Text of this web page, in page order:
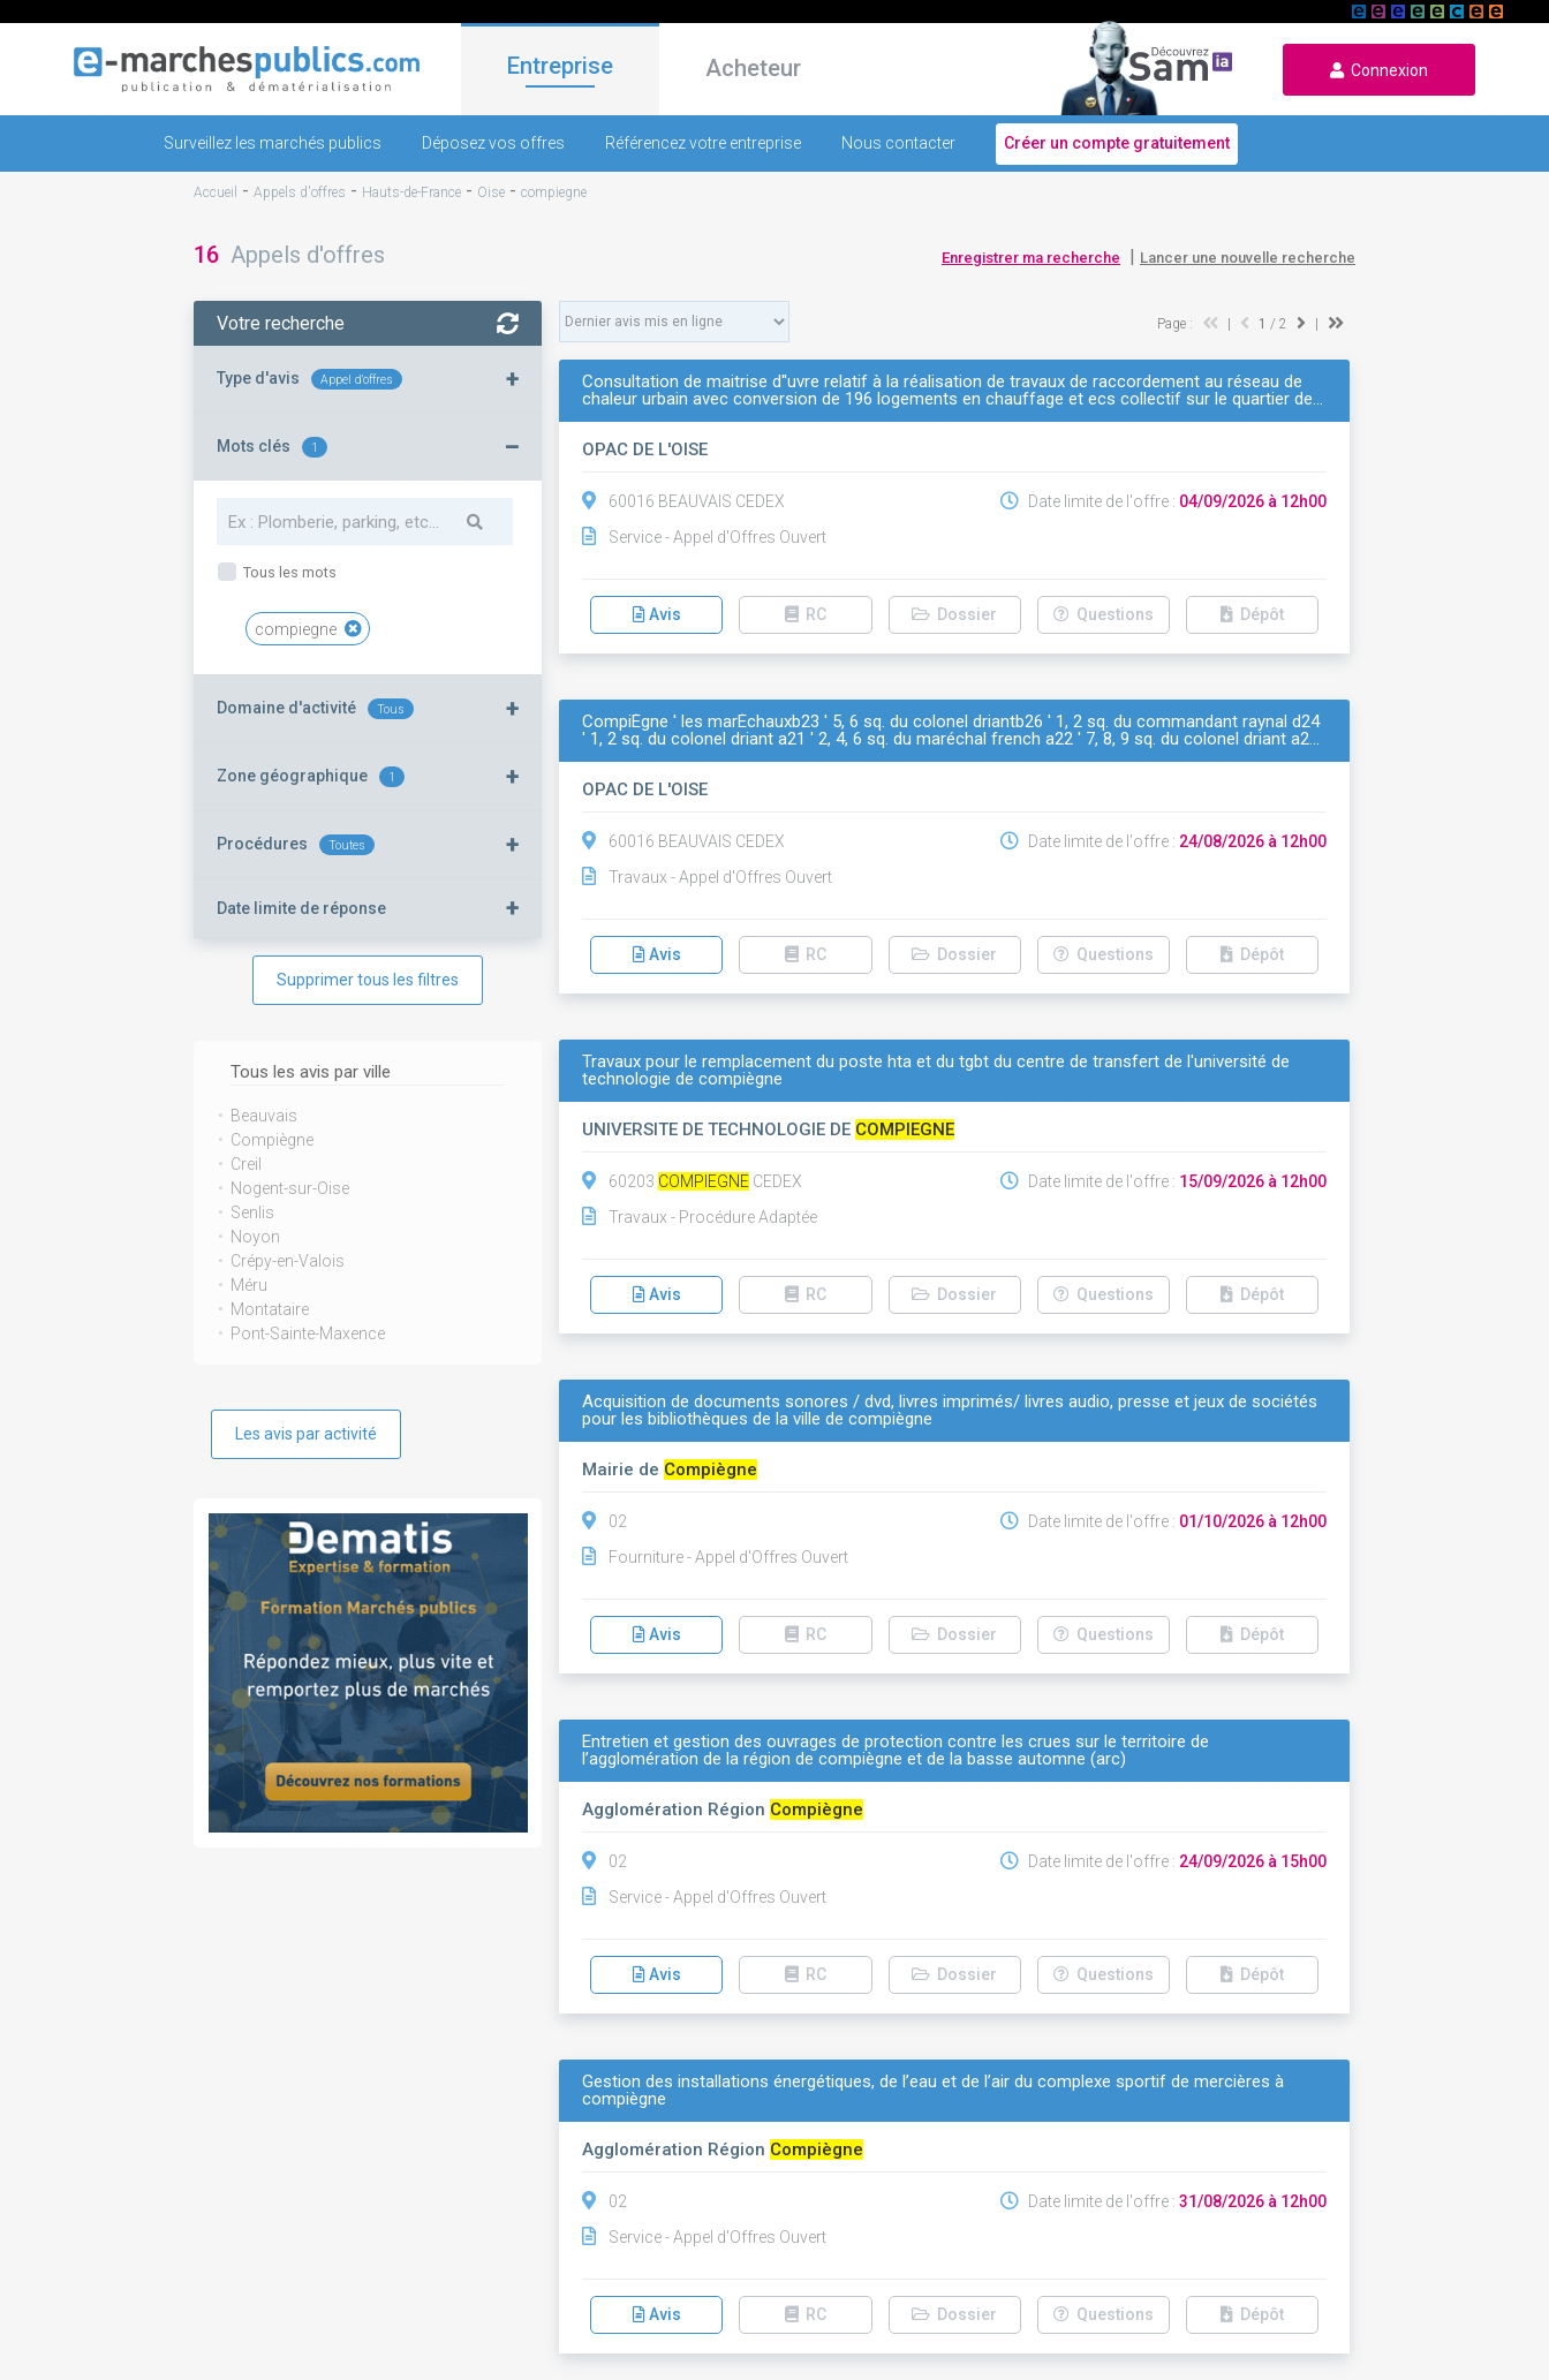
Entreprise Acheteur Connexion
Surveillez les marchés publics Déposez vos offres Référencez votre entreprise Nous contacter Créer un compte gratuitement
Accueil - Appels d'offres - Hauts-de-France - Oise - compiegne
16 Appels d'offres Enregistrer ma recherche | Lancer une nouvelle recherche
Votre recherche
Type d'avis Appel d'offres +
Mots clés 1 –
Tous les mots
compiegne
Domaine d'activité Tous +
Zone géographique 1 +
Procédures Toutes +
Date limite de réponse +
Supprimer tous les filtres
Tous les avis par ville
Beauvais
Compiègne
Creil
Nogent-sur-Oise
Senlis
Noyon
Crépy-en-Valois
Méru
Montataire
Pont-Sainte-Maxence
Les avis par activité
Page : 1 / 2
Consultation de maitrise d''uvre relatif à la réalisation de travaux de raccordement au réseau de
chaleur urbain avec conversion de 196 logements en chauffage et ecs collectif sur le quartier de…
OPAC DE L'OISE
60016 BEAUVAIS CEDEX
Service - Appel d'Offres Ouvert
Date limite de l'offre : 04/09/2026 à 12h00
Avis RC Dossier Questions Dépôt
CompiÈgne ' les marÉchauxb23 ' 5, 6 sq. du colonel driantb26 ' 1, 2 sq. du commandant raynal d24
' 1, 2 sq. du colonel driant a21 ' 2, 4, 6 sq. du maréchal french a22 ' 7, 8, 9 sq. du colonel driant a2…
OPAC DE L'OISE
60016 BEAUVAIS CEDEX
Travaux - Appel d'Offres Ouvert
Date limite de l'offre : 24/08/2026 à 12h00
Avis RC Dossier Questions Dépôt
Travaux pour le remplacement du poste hta et du tgbt du centre de transfert de l'université de
technologie de compiègne
UNIVERSITE DE TECHNOLOGIE DE COMPIEGNE
60203 COMPIEGNE CEDEX
Travaux - Procédure Adaptée
Date limite de l'offre : 15/09/2026 à 12h00
Avis RC Dossier Questions Dépôt
Acquisition de documents sonores / dvd, livres imprimés/ livres audio, presse et jeux de sociétés
pour les bibliothèques de la ville de compiègne
Mairie de Compiègne
02
Fourniture - Appel d'Offres Ouvert
Date limite de l'offre : 01/10/2026 à 12h00
Avis RC Dossier Questions Dépôt
Entretien et gestion des ouvrages de protection contre les crues sur le territoire de
l’agglomération de la région de compiègne et de la basse automne (arc)
Agglomération Région Compiègne
02
Service - Appel d'Offres Ouvert
Date limite de l'offre : 24/09/2026 à 15h00
Avis RC Dossier Questions Dépôt
Gestion des installations énergétiques, de l’eau et de l’air du complexe sportif de mercières à
compiègne
Agglomération Région Compiègne
02
Service - Appel d'Offres Ouvert
Date limite de l'offre : 31/08/2026 à 12h00
Avis RC Dossier Questions Dépôt